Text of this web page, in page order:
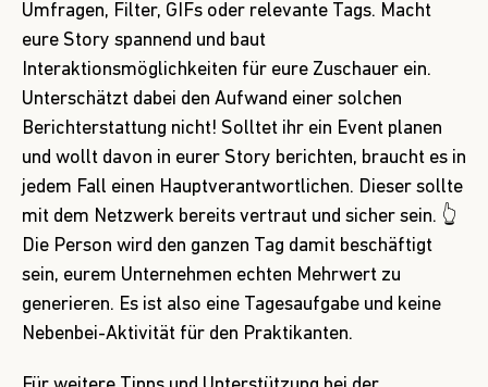
Umfragen, Filter, GIFs oder relevante Tags. Macht
eure Story spannend und baut
Interaktionsmöglichkeiten für eure Zuschauer ein.
Unterschätzt dabei den Aufwand einer solchen
Berichterstattung nicht! Solltet ihr ein Event planen
und wollt davon in eurer Story berichten, braucht es in
jedem Fall einen Hauptverantwortlichen. Dieser sollte
mit dem Netzwerk bereits vertraut und sicher sein. 👆
Die Person wird den ganzen Tag damit beschäftigt
sein, eurem Unternehmen echten Mehrwert zu
generieren. Es ist also eine Tagesaufgabe und keine
Nebenbei-Aktivität für den Praktikanten.